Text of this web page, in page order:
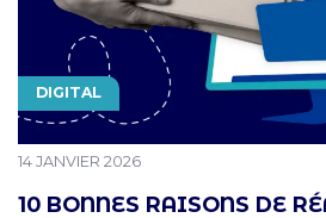
10 BONNES RAISONS DE
PUBLIÉ LE
14 JANVIER 2026
THÉMATIQUE
DIGITAL